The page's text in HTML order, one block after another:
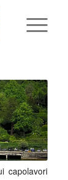
capolavori